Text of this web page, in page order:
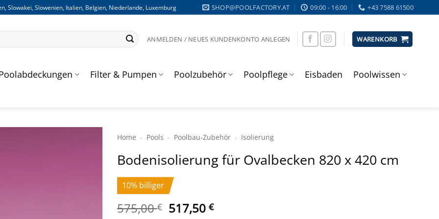
Slowakei, Slowenien, Italien, Belgien, Niederlande, Luxemburg SHOP@POOLFACTORY.AT 09:00 - 16:00 +43 7588 61500
ANMELDEN / NEUES KUNDENKONTO ANLEGEN WARENKORB
Filter & Pumpen Poolzubehör Poolpflege Eisbaden
Poolwissen
Home - Pools - Poolbau-Zubehör - Isolierung
Bodenisolierung für Ovalbecken 820 x 420 cm
10% billiger
575,00€ Ursprünglicher
517,50€Aktueller